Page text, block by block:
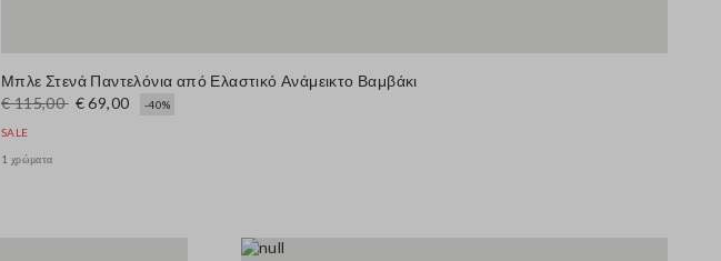
Μπλε Στενά Παντελόνια από Ελαστικό Ανάμεικτο Βαμβάκι
€ 115,00 € 69,00 -40%
SALE
1 χρώματα